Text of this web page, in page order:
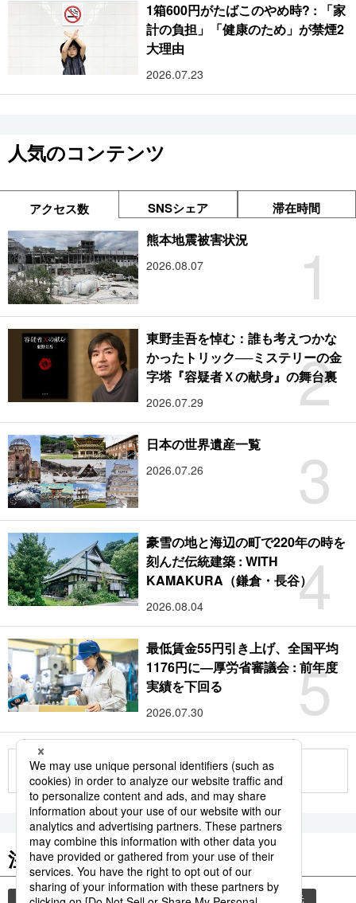
1箱600円がたばこのやめ時? : 「家
計の負担」「健康のため」が禁煙2
大理由
2026.07.23
人気のコンテンツ
アクセス数 SNSシェア 滞在時間
1
熊本地震被害状況
2026.08.07
2
東野圭吾を悼む：誰も考えつかな
かったトリック──ミステリーの金
字塔『容疑者Ｘの献身』の舞台裏
2026.07.29
3
日本の世界遺産一覧
2026.07.26
4
豪雪の地と海辺の町で220年の時を
刻んだ伝統建築 : WITH
KAMAKURA（鎌倉・長谷）
2026.08.04
5
最低賃金55円引き上げ、全国平均
1176円に―厚労省審議会 : 前年度
実績を下回る
2026.07.30
もっと見る
注目のキーワード
共同通信ニュース 気象・災害 災害 観光